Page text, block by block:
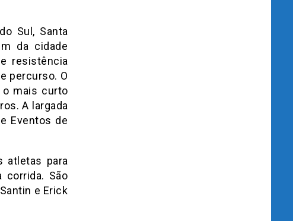
Sul, Santa
da cidade
resistência
percurso. O
o mais curto
A largada
Eventos de
atletas para
corrida. São
e Erick